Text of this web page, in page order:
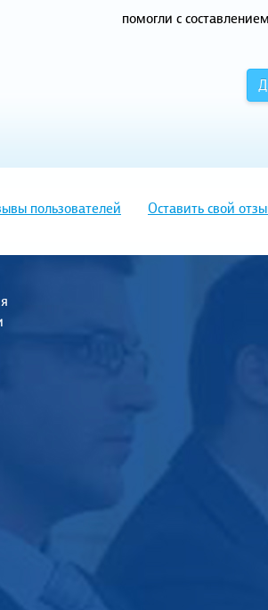
помогли с
пользователей Оставить свой